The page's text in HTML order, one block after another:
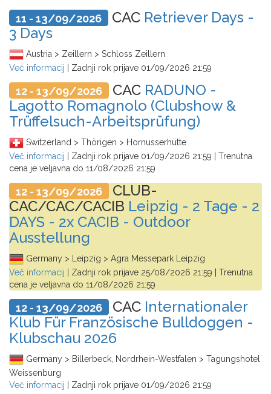
11 - 13/09/2026 CAC Retriever Days -
3 Days
Austria > Zeillern > Schloss Zeillern
Več informacij
| Zadnji rok prijave 01/09/2026 21:59
12 - 13/09/2026 CAC RADUNO -
Lagotto Romagnolo (Clubshow &
Trüffelsuch-Arbeitsprüfung)
Switzerland > Thörigen > Hornusserhütte
Več informacij
| Zadnji rok prijave 01/09/2026 21:59
| Trenutna
cena je veljavna do 11/08/2026 21:59
12 - 13/09/2026 CLUB-
CAC/CAC/CACIB Leipzig - 2 Tage - 2
DAYS - 2x CACIB - Outdoor
Ausstellung
Germany > Leipzig > Agra Messepark Leipzig
Več informacij
| Zadnji rok prijave 25/08/2026 21:59
| Trenutna
cena je veljavna do 11/08/2026 21:59
12 - 13/09/2026 CAC Internationaler
Klub Für Französische Bulldoggen -
Klubschau 2026
Germany > Billerbeck, Nordrhein-Westfalen > Tagungshotel
Weissenburg
Več informacij
| Zadnji rok prijave 01/09/2026 21:59